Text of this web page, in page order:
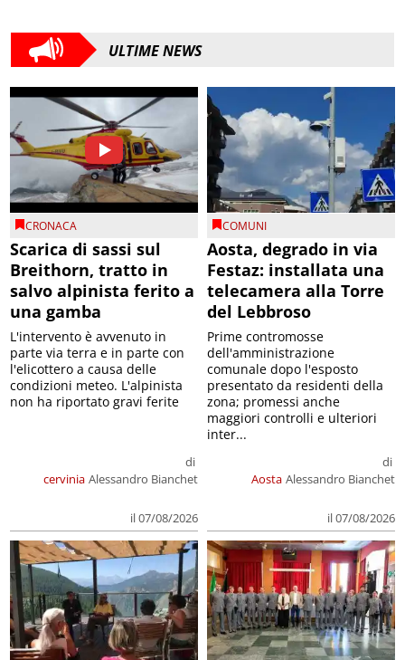
ULTIME NEWS
CRONACA
Scarica di sassi sul
Breithorn, tratto in
salvo alpinista ferito a
una gamba
cervinia
di
Alessandro Bianchet
il 07/08/2026
L'intervento è avvenuto in
parte via terra e in parte con
l'elicottero a causa delle
condizioni meteo. L'alpinista
non ha riportato gravi ferite
COMUNI
Aosta, degrado in via
Festaz: installata una
telecamera alla Torre
del Lebbroso
Aosta
di
Alessandro Bianchet
il 07/08/2026
Prime contromosse
dell'amministrazione
comunale dopo l'esposto
presentato da residenti della
zona; promessi anche
maggiori controlli e ulteriori
inter...